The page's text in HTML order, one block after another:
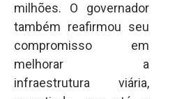
milhões. O governador
também reafirmou seu
compromisso em
melhorar a
infraestrutura viária,